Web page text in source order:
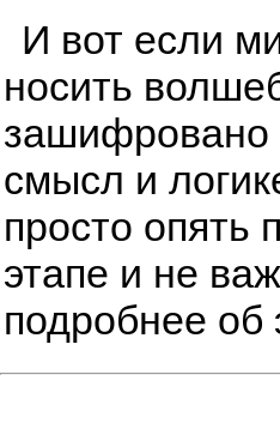
И вот если
носить
зашифровано
смысл и
просто опять
этапе и не
подробнее